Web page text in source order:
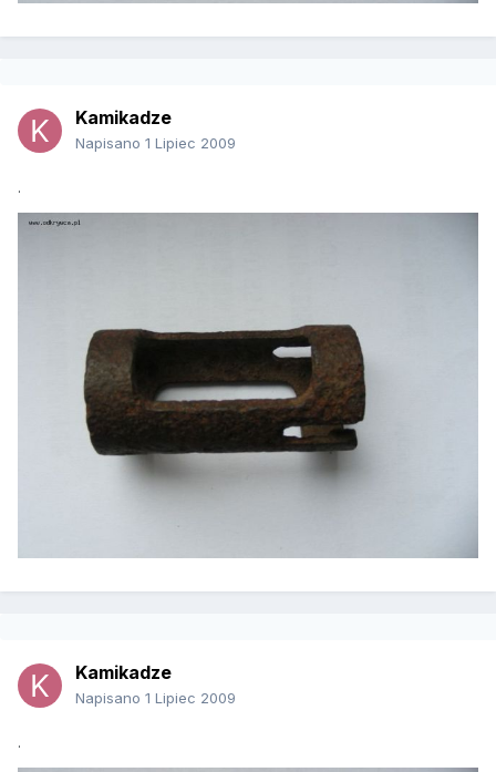
Kamikadze
Napisano 1 Lipiec 2009
.
Kamikadze
Napisano 1 Lipiec 2009
.